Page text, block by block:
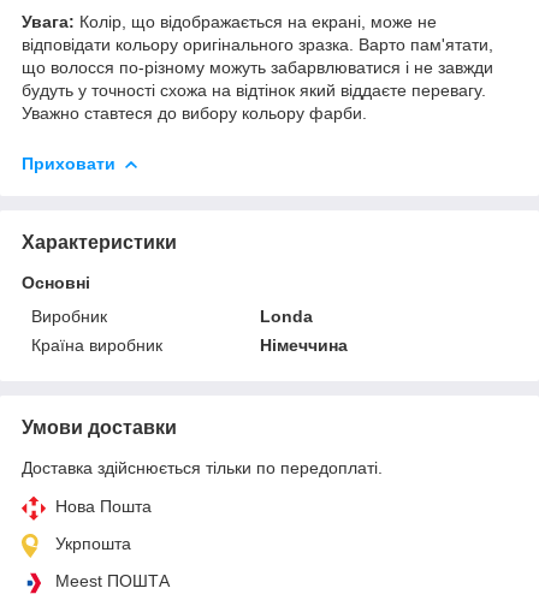
Увага: Колір, що відображається на екрані, може не
відповідати кольору оригінального зразка. Варто пам'ятати,
що волосся по-різному можуть забарвлюватися і не завжди
будуть у точності схожа на відтінок який віддаєте перевагу.
Уважно ставтеся до вибору кольору фарби.
Приховати
Характеристики
Основні
Виробник
Londa
Країна виробник
Німеччина
Умови доставки
Доставка здійснюється тільки по передоплаті.
Нова Пошта
Укрпошта
Meest ПОШТА